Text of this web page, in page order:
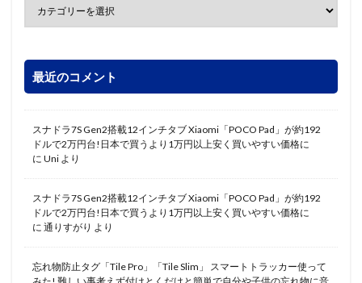
最近のコメント
スナドラ7S Gen2搭載12インチタブ Xiaomi「POCO Pad」が約192
ドルで2万円台!日本で買うより1万円以上安く買いやすい価格に
に Uni より
スナドラ7S Gen2搭載12インチタブ Xiaomi「POCO Pad」が約192
ドルで2万円台!日本で買うより1万円以上安く買いやすい価格に
に 通りすがり より
忘れ物防止タグ「Tile Pro」「Tile Slim」 スマートトラッカー使って
みた! 難しい事考えず付けとくだけと簡単で自分や子供の忘れ物に音